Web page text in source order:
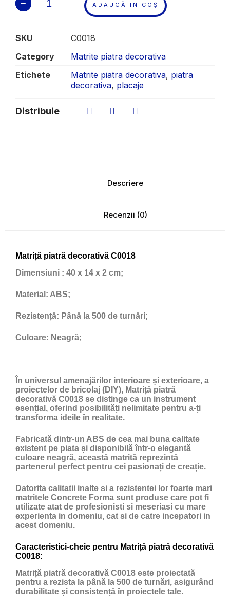
ADAUGĂ ÎN COȘ
SKU
C0018
Category
Matrite piatra decorativa
Etichete
Matrite piatra decorativa, piatra
decorativa, placaje
Distribuie
Descriere
Recenzii (0)
Matriță piatră decorativă C0018
Dimensiuni : 40 x 14 x 2 cm;
Material: ABS;
Rezistență: Până la 500 de turnări;
Culoare: Neagră;
În universul amenajărilor interioare și exterioare, a
proiectelor de bricolaj (DIY), Matriță piatră
decorativă C0018 se distinge ca un instrument
esențial, oferind posibilități nelimitate pentru a-ți
transforma ideile în realitate.
Fabricată dintr-un ABS de cea mai buna calitate
existent pe piata și disponibilă într-o elegantă
culoare neagră, această matrită reprezintă
partenerul perfect pentru cei pasionați de creație.
Datorita calitatii inalte si a rezistentei lor foarte mari
matritele Concrete Forma sunt produse care pot fi
utilizate atat de profesionisti si meseriasi cu mare
experienta in domeniu, cat si de catre incepatori in
acest domeniu.
Caracteristici-cheie pentru Matriță piatră decorativă
C0018:
Matriță piatră decorativă C0018 este proiectată
pentru a rezista la până la 500 de turnări, asigurând
durabilitate și consistență în proiectele tale.